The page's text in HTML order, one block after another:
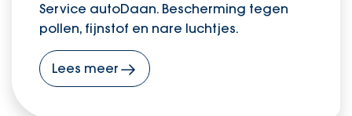
Service autoDaan. Bescherming tegen
pollen, fijnstof en nare luchtjes.
Lees meer